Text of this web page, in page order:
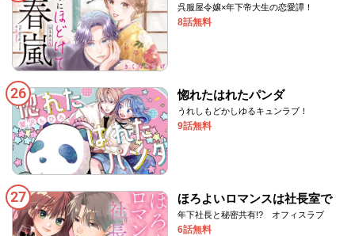
呉服屋令嬢×年下帝大生の恋愛譚！
8話無料
26 惚れたはれたパンダ
うれしもどかしゆるキュンラブ！
9話無料
27 ほろよいロマンスは社長室で
年下社長と秘密共有!? オフィスラブ
6話無料